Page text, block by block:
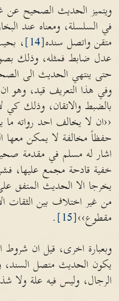
ويتميز الحديث الصحيح عن
في السلسلة، ومعناه عند
متقن واتصل سنده[14]
،
عدل ضابط فمثله، وذلك
حتى ينتهي الحديث الى
وفي هذا التعريف قيد، وهو
بالضبط والاتقان، وذلك
‹‹ان لا يخالف احد رواته
حفظاً مخالفة لا يمكن معها
اشار له مسلم في مقدمة
خفية قادحة مجمع عليها،
يخرجا الا الحديث المتفق
من غير اختلاف بين الثقات
مقطوع››[15]
.
وبعبارة اخرى، قيل ان
يكون الحديث متصل السند،
الرجال، وليس فيه علة ولا